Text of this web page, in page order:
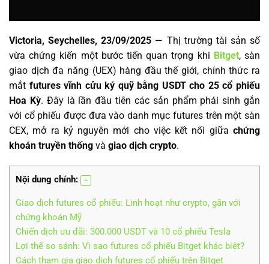
Victoria, Seychelles, 23/09/2025 — Thị trường tài sản số
vừa chứng kiến một bước tiến quan trọng khi Bitget, sàn
giao dịch đa năng (UEX) hàng đầu thế giới, chính thức ra
mắt futures vĩnh cửu ký quỹ bằng USDT cho 25 cổ phiếu
Hoa Kỳ. Đây là lần đầu tiên các sản phẩm phái sinh gắn
với cổ phiếu được đưa vào danh mục futures trên một sàn
CEX, mở ra kỷ nguyên mới cho việc kết nối giữa chứng
khoán truyền thống và giao dịch crypto.
Nội dung chính:
Giao dịch futures cổ phiếu: Linh hoạt như crypto, gắn với
chứng khoán Mỹ
Chiến dịch ưu đãi: 300.000 USDT và 10 cổ phiếu Tesla
Lợi thế so sánh: Vì sao futures cổ phiếu Bitget khác biệt?
Cách tham gia giao dịch futures cổ phiếu trên Bitget